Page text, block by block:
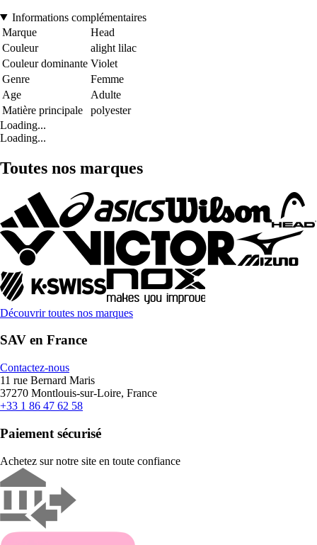
Informations complémentaires
Marque
Head
Couleur
alight lilac
Couleur dominante Violet
Genre
Femme
Age
Adulte
Matière principale
polyester
Loading...
Loading...
Toutes nos marques
Découvrir toutes nos marques
SAV en France
Contactez-nous
11 rue Bernard Maris
37270 Montlouis-sur-Loire, France
+33 1 86 47 62 58
Paiement sécurisé
Achetez sur notre site en toute confiance